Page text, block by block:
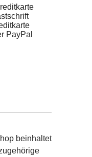
PayPal
beinhaltet